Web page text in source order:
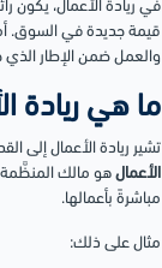
في ريادة الأعمال، يكون
قيمة جديدة في السوق. أما
والعمل ضمن الإطار
ما هي ريادة
تشير ريادة الأعمال إلى
الأعمال هو مالك المنظَّمة
مباشرةً بأعمالها.
مثال على ذلك: